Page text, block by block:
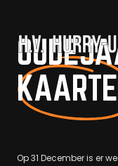
Op 31 December is er